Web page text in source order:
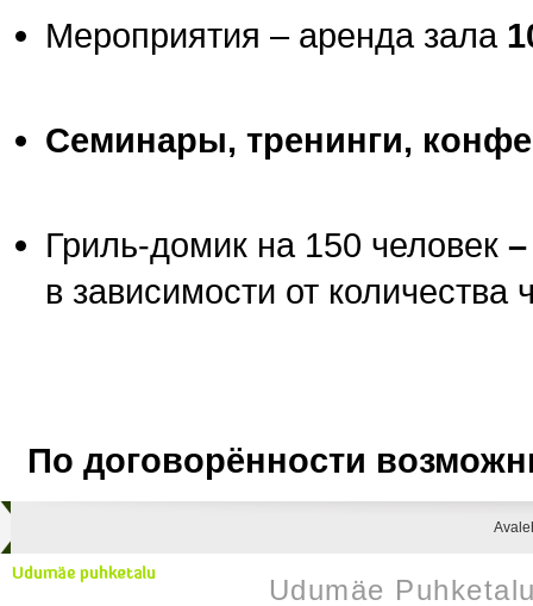
Мероприятия – аренда зала
Семинары, тренинги,
Гриль-домик на 150 человек
в зависимости от количества
По договорённости
Udumäe